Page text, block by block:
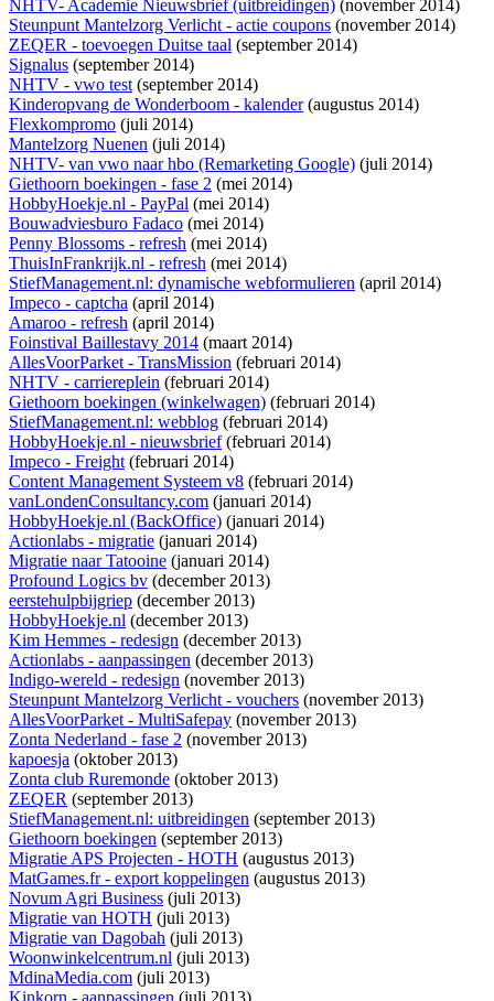
NHTV- Academie Nieuwsbrief (uitbreidingen) (november 2014)
Steunpunt Mantelzorg Verlicht - actie coupons (november 2014)
ZEQER - toevoegen Duitse taal (september 2014)
Signalus (september 2014)
NHTV - vwo test(september 2014)
Kinderopvang de Wonderboom - kalender(augustus 2014)
Flexkompromo (juli 2014)
Mantelzorg Nuenen (juli 2014)
NHTV- van vwo naar hbo (Remarketing Google) (juli 2014)
Giethoorn boekingen - fase 2 (mei 2014)
HobbyHoekje.nl - PayPal (mei 2014)
Bouwadviesburo Fadaco (mei 2014)
Penny Blossoms - refresh (mei 2014)
ThuisInFrankrijk.nl - refresh (mei 2014)
StiefManagement.nl: dynamische webformulieren (april 2014)
Impeco - captcha (april 2014)
Amaroo - refresh (april 2014)
Foinstival Baillestavy 2014 (maart 2014)
AllesVoorParket - TransMission (februari 2014)
NHTV - carriereplein (februari 2014)
Giethoorn boekingen (winkelwagen) (februari 2014)
StiefManagement.nl: webblog (februari 2014)
HobbyHoekje.nl - nieuwsbrief(februari 2014)
Impeco - Freight(februari 2014)
Content Management Systeem v8 (februari 2014)
vanLondenConsultancy.com (januari 2014)
HobbyHoekje.nl (BackOffice) (januari 2014)
Actionlabs - migratie (januari 2014)
Migratie naar Tatooine (januari 2014)
Profound Logics bv (december 2013)
eerstehulpbijgriep (december 2013)
HobbyHoekje.nl (december 2013)
Kim Hemmes - redesign (december 2013)
Actionlabs - aanpassingen (december 2013)
Indigo-wereld - redesign (november 2013)
Steunpunt Mantelzorg Verlicht - vouchers (november 2013)
AllesVoorParket - MultiSafepay (november 2013)
Zonta Nederland - fase 2 (november 2013)
kapoesja (oktober 2013)
Zonta club Ruremonde (oktober 2013)
ZEQER (september 2013)
StiefManagement.nl: uitbreidingen (september 2013)
Giethoorn boekingen (september 2013)
Migratie APS Projecten - HOTH (augustus 2013)
MatGames.fr - export koppelingen (augustus 2013)
Novum Agri Business (juli 2013)
Migratie van HOTH (juli 2013)
Migratie van Dagobah (juli 2013)
Woonwinkelcentrum.nl (juli 2013)
MdinaMedia.com (juli 2013)